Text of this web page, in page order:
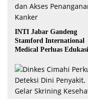
INTI Jabar Gandeng
Stamford International
Medical Perluas